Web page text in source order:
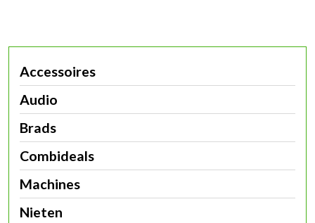
Accessoires
Audio
Brads
Combideals
Machines
Nieten